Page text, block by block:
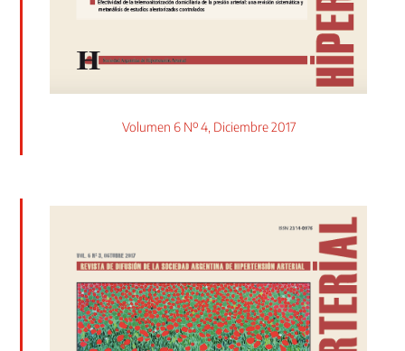
Volumen 6 Nº 4, Diciembre 2017